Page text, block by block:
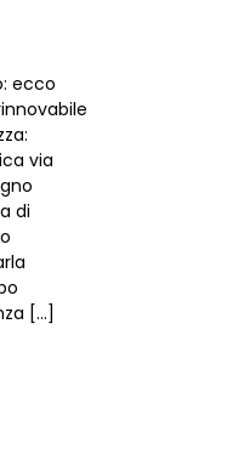
ecco
via
di
[…]